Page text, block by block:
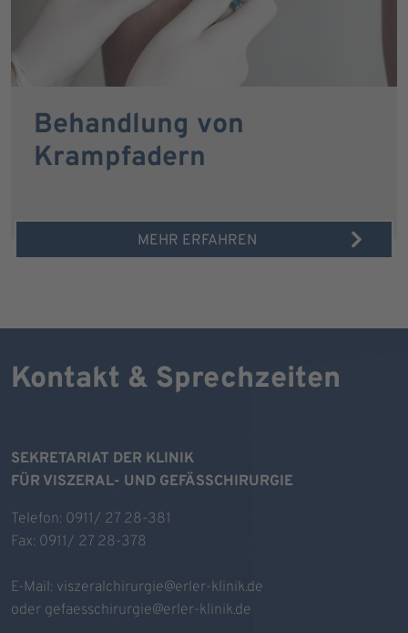
Behandlung von
Krampfadern
MEHR ERFAHREN
Kontakt & Sprechzeiten
SEKRETARIAT DER KLINIK
FÜR VISZERAL- UND GEFÄSSCHIRURGIE
Telefon: 0911/ 27 28-381
Fax: 0911/ 27 28-378
E-Mail: viszeralchirurgie@erler-klinik.de
oder gefaesschirurgie@erler-klinik.de